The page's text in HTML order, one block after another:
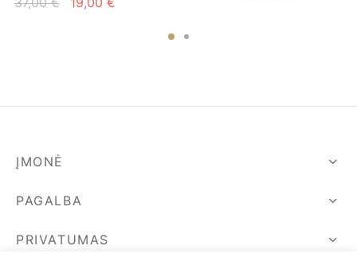
ĮMONĖ
PAGALBA
PRIVATUMAS